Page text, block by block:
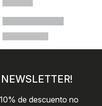
de descuento no